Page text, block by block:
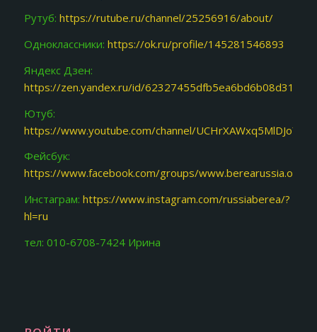
Рутуб: https://rutube.ru/channel/25256916/about/
Одноклассники: https://ok.ru/profile/145281546893
Яндекс Дзен:
https://zen.yandex.ru/id/62327455dfb5ea6bd6b08d31
Ютуб:
https://www.youtube.com/channel/
Фейсбук:
https://www.facebook.com/groups/www.berearussia.org/
Инстаграм: https://www.instagram.com/russiaberea/?
hl=ru
тел: 010-6708-7424 Ирина